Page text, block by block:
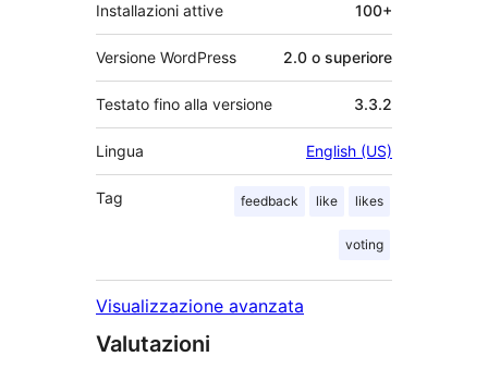
Installazioni attive 100+
Versione WordPress 2.0 o superiore
Testato fino alla versione 3.3.2
Lingua English (US)
Tag feedback like likes
voting
Visualizzazione avanzata
Valutazioni